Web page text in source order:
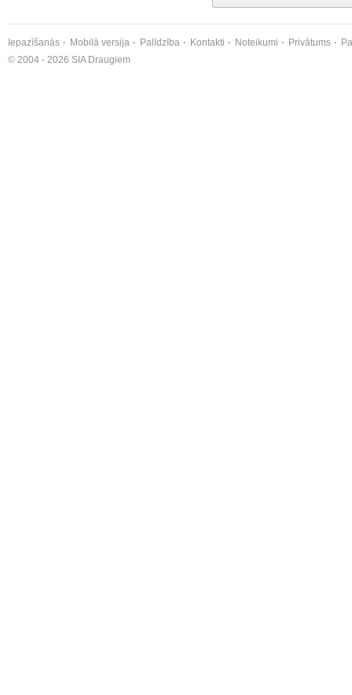
Iepazīšanās Mobilā versija Palīdzība Kontakti Noteikumi Privātums
© 2004 - 2026 SIA Draugiem